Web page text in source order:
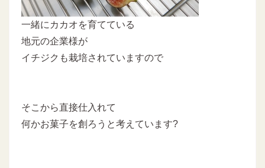
一緒にカカオを育てている
地元の企業様が
イチジクも栽培されていますので
そこから直接仕入れて
何かお菓子を創ろうと考えています?